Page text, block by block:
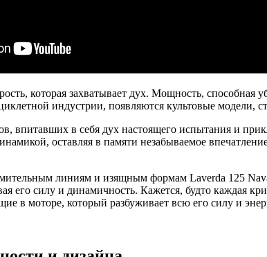
которая захватывает дух. Мощность, способная
индустрии, появляются культовые
впитавших в себя дух настоящего испытания и
оставляя в памяти незабываемое
линиям и изящным формам Laverda 125
его силу и динамичность. Кажется, будто каждая
в моторе, который разбуживает всю его силу и